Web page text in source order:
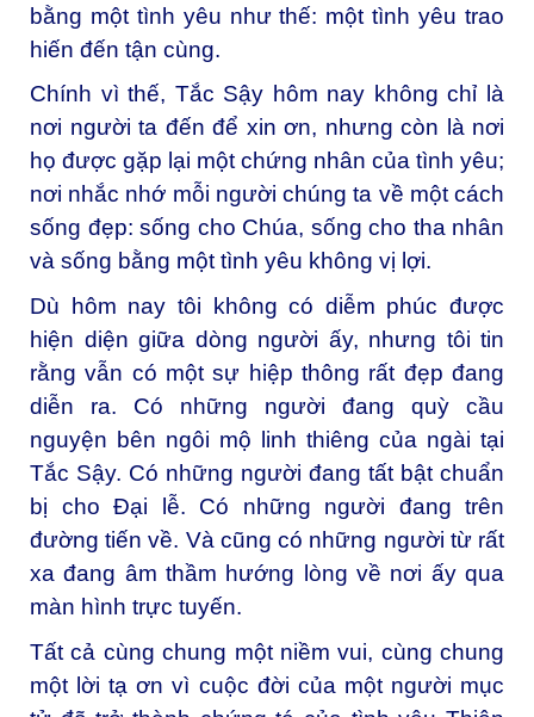
bằng một tình yêu như thế: một tình yêu trao
hiến đến tận cùng.
Chính vì thế, Tắc Sậy hôm nay không chỉ là
nơi người ta đến để xin ơn, nhưng còn là nơi
họ được gặp lại một chứng nhân của tình yêu;
nơi nhắc nhớ mỗi người chúng ta về một cách
sống đẹp: sống cho Chúa, sống cho tha nhân
và sống bằng một tình yêu không vị lợi.
Dù hôm nay tôi không có diễm phúc được
hiện diện giữa dòng người ấy, nhưng tôi tin
rằng vẫn có một sự hiệp thông rất đẹp đang
diễn ra. Có những người đang quỳ cầu
nguyện bên ngôi mộ linh thiêng của ngài tại
Tắc Sậy. Có những người đang tất bật chuẩn
bị cho Đại lễ. Có những người đang trên
đường tiến về. Và cũng có những người từ rất
xa đang âm thầm hướng lòng về nơi ấy qua
màn hình trực tuyến.
Tất cả cùng chung một niềm vui, cùng chung
một lời tạ ơn vì cuộc đời của một người mục